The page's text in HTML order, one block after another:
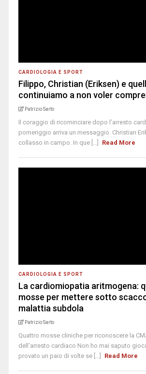
CARDIOLOGIA E SPORT
Filippo, Christian (Eriksen) e
continuiamo a non voler
Patrizio Sarto
Il coraggio di ricominciare dopo l’arresto
pomeriggio arriva un messaggio. Christian
collasso in campo. In que [...]
Read More
CARDIOLOGIA E SPORT
La cardiomiopatia aritmogena:
mosse per mettere sotto
malattia subdola
Patrizio Sarto
Quattro mosse cliniche per riconoscere la
dell’arresto cardiaco Non ho mai saputo
provato un paio di volte se [...]
Read More